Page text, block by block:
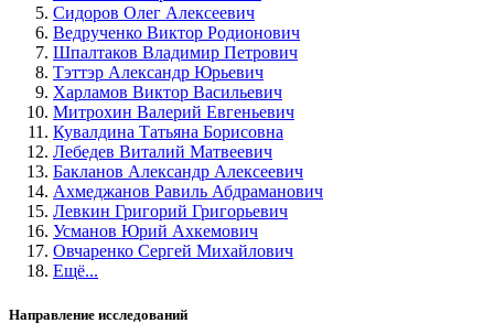
Сидоров Олег Алексеевич
Ведрученко Виктор Родионович
Шпалтаков Владимир Петрович
Тэттэр Александр Юрьевич
Харламов Виктор Васильевич
Митрохин Валерий Евгеньевич
Кувалдина Татьяна Борисовна
Лебедев Виталий Матвеевич
Бакланов Александр Алексеевич
Ахмеджанов Равиль Абдраманович
Левкин Григорий Григорьевич
Усманов Юрий Ахкемович
Овчаренко Сергей Михайлович
Ещё...
Направление исследований